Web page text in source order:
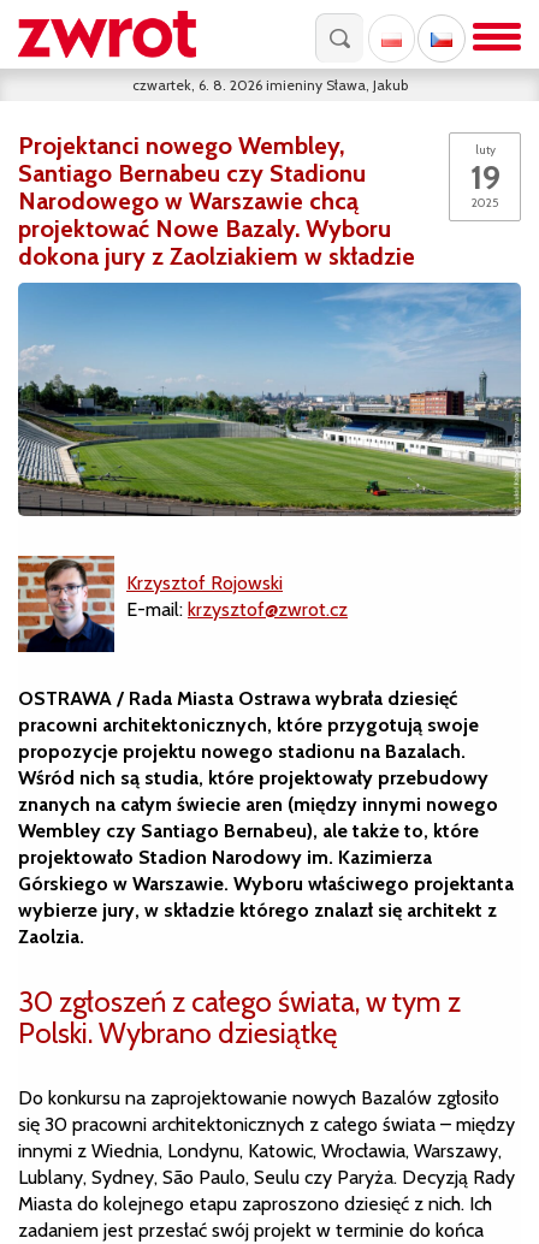
czwartek, 6. 8. 2026 imieniny Sława, Jakub
luty
19
2025
Projektanci nowego Wembley,
Santiago Bernabeu czy Stadionu
Narodowego w Warszawie chcą
projektować Nowe Bazaly. Wyboru
dokona jury z Zaolziakiem w składzie
Krzysztof Rojowski
E-mail: krzysztof@zwrot.cz
OSTRAWA / Rada Miasta Ostrawa wybrała dziesięć
pracowni architektonicznych, które przygotują swoje
propozycje projektu nowego stadionu na Bazalach.
Wśród nich są studia, które projektowały przebudowy
znanych na całym świecie aren (między innymi nowego
Wembley czy Santiago Bernabeu), ale także to, które
projektowało Stadion Narodowy im. Kazimierza
Górskiego w Warszawie. Wyboru właściwego projektanta
wybierze jury, w składzie którego znalazł się architekt z
Zaolzia.
30 zgłoszeń z całego świata, w tym z
Polski. Wybrano dziesiątkę
Do konkursu na zaprojektowanie nowych Bazalów zgłosiło
się 30 pracowni architektonicznych z całego świata – między
innymi z Wiednia, Londynu, Katowic, Wrocławia, Warszawy,
Lublany, Sydney, São Paulo, Seulu czy Paryża. Decyzją Rady
Miasta do kolejnego etapu zaproszono dziesięć z nich. Ich
zadaniem jest przesłać swój projekt w terminie do końca